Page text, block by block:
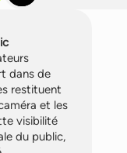
dans de
restituent
et les
visibilité
du public,